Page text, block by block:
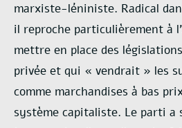
marxiste-léniniste. Radical
il reproche particulièrement à
mettre en place des
privée et qui « vendrait » les
comme marchandises à bas
système capitaliste. Le parti a